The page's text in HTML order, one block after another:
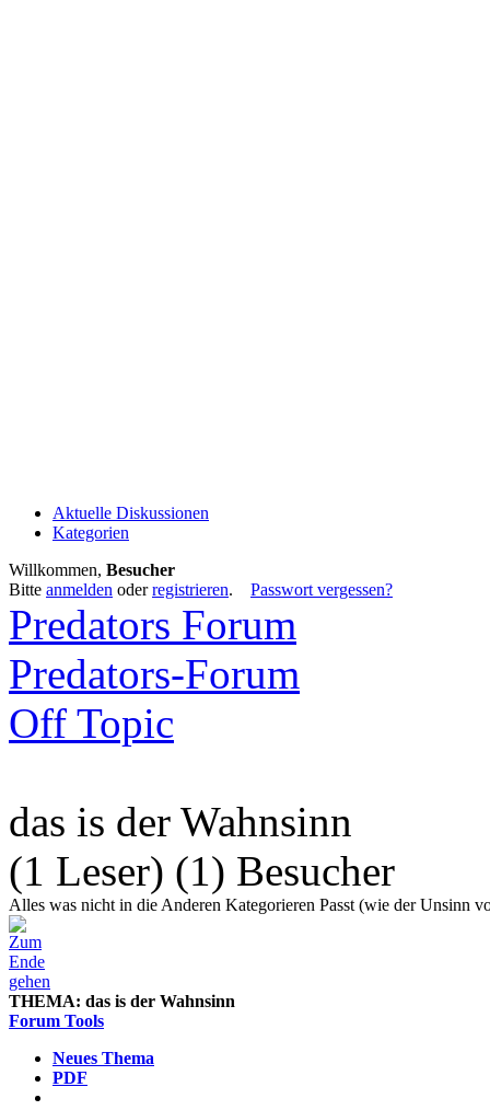
Aktuelle Diskussionen
Kategorien
Willkommen, Besucher
Bitte anmelden oderregistrieren. Passwort vergessen?
Predators Forum
Predators-Forum
Off Topic
das is der Wahnsinn
(1 Leser) (1) Besucher
Alles was nicht in die Anderen Kategorieren Passt (wie der Unsinn
THEMA: das is der Wahnsinn
Forum Tools
Neues Thema
PDF